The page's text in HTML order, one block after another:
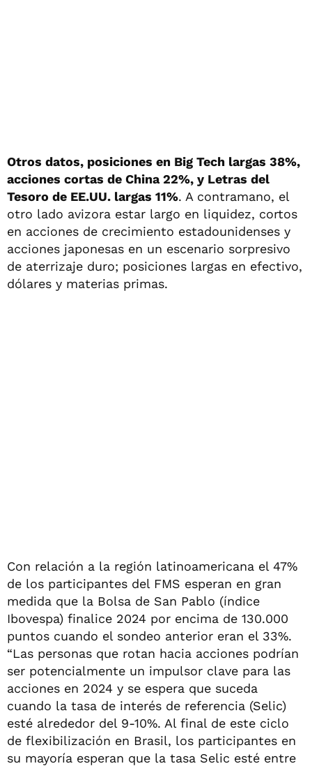
Otros datos, posiciones en Big Tech largas 38%,
acciones cortas de China 22%, y Letras del
Tesoro de EE.UU. largas 11%. A contramano, el
otro lado avizora estar largo en liquidez, cortos
en acciones de crecimiento estadounidenses y
acciones japonesas en un escenario sorpresivo
de aterrizaje duro; posiciones largas en efectivo,
dólares y materias primas.
Con relación a la región latinoamericana el 47%
de los participantes del FMS esperan en gran
medida que la Bolsa de San Pablo (índice
Ibovespa) finalice 2024 por encima de 130.000
puntos cuando el sondeo anterior eran el 33%.
“Las personas que rotan hacia acciones podrían
ser potencialmente un impulsor clave para las
acciones en 2024 y se espera que suceda
cuando la tasa de interés de referencia (Selic)
esté alrededor del 9-10%. Al final de este ciclo
de flexibilización en Brasil, los participantes en
su mayoría esperan que la tasa Selic esté entre